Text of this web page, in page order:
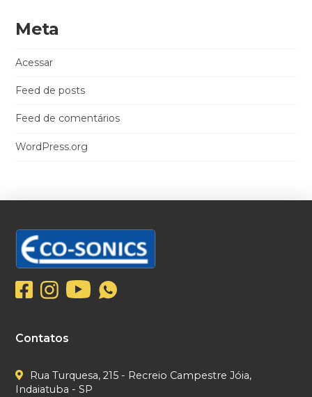
Meta
Acessar
Feed de posts
Feed de comentários
WordPress.org
Contatos
Rua Turquesa, 215 - Recreio Campestre Jóia,
Indaiatuba - SP